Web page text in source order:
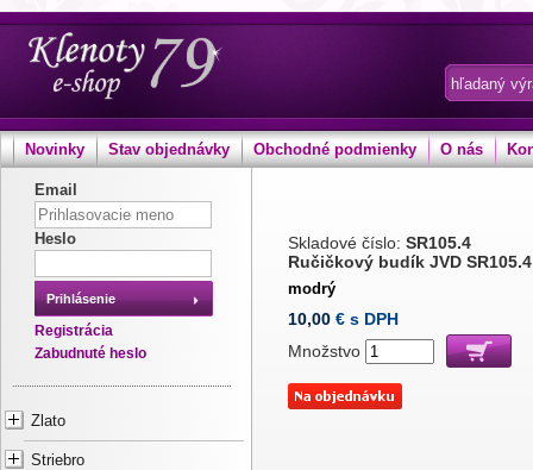
Novinky Stav objednávky Obchodné podmienky O nás
Email
Heslo
Prihlásenie
Registrácia
Zabudnuté heslo
Zlato
Striebro
Skladové číslo: SR105.4
Ručičkový budík JVD SR105.4
modrý
10,00 € s DPH
Množstvo